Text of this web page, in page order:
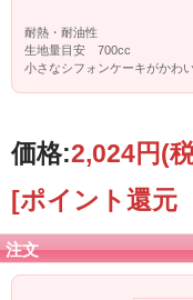
耐熱・耐油性
生地量目安 700cc
小さなシフォンケーキがかわい
価格:2,024円(
[ポイント還
注文